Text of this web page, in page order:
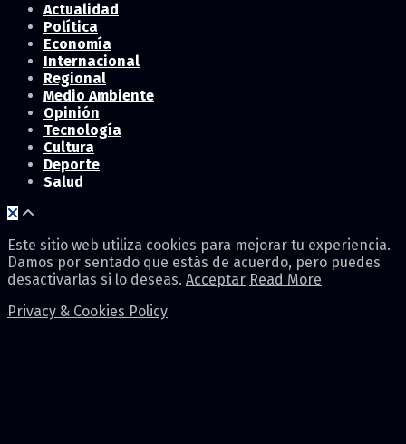
Actualidad
Política
Economía
Internacional
Regional
Medio Ambiente
Opinión
Tecnología
Cultura
Deporte
Salud
Este sitio web utiliza cookies para mejorar tu experiencia.
Damos por sentado que estás de acuerdo, pero puedes
desactivarlas si lo deseas. Acceptar Read More
Privacy & Cookies Policy